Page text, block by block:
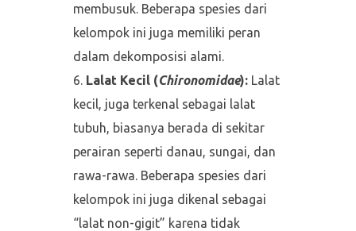
membusuk. Beberapa spesies dari
kelompok ini juga memiliki peran
dalam dekomposisi alami.
Lalat Kecil (Chironomidae):Lalat
kecil, juga terkenal sebagai lalat
tubuh, biasanya berada di sekitar
perairan seperti danau, sungai, dan
rawa-rawa. Beberapa spesies dari
kelompok ini juga dikenal sebagai
“lalat non-gigit” karena tidak